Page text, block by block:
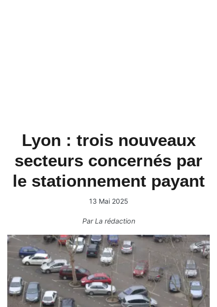
Lyon : trois nouveaux
secteurs concernés par
le stationnement payant
13 Mai 2025
ParLa rédaction